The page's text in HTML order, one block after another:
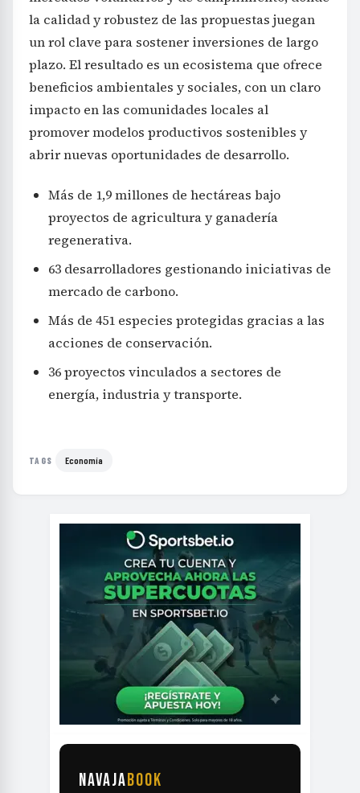
la calidad y robustez de las propuestas juegan
un rol clave para sostener inversiones de largo
plazo. El resultado es un ecosistema que ofrece
beneficios ambientales y sociales, con un claro
impacto en las comunidades locales al
promover modelos productivos sostenibles y
abrir nuevas oportunidades de desarrollo.
Más de 1,9 millones de hectáreas bajo
proyectos de agricultura y ganadería
regenerativa.
63 desarrolladores gestionando iniciativas de
mercado de carbono.
Más de 451 especies protegidas gracias a las
acciones de conservación.
36 proyectos vinculados a sectores de
energía, industria y transporte.
TAGS Economía
NAVAJABOOK